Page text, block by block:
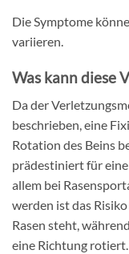
Die Symptome
variieren.
Was kann diese
Da der
beschrieben, eine
Rotation des Beins
prädestiniert für
allem bei
werden ist das
Rasen steht,
eine Richtung